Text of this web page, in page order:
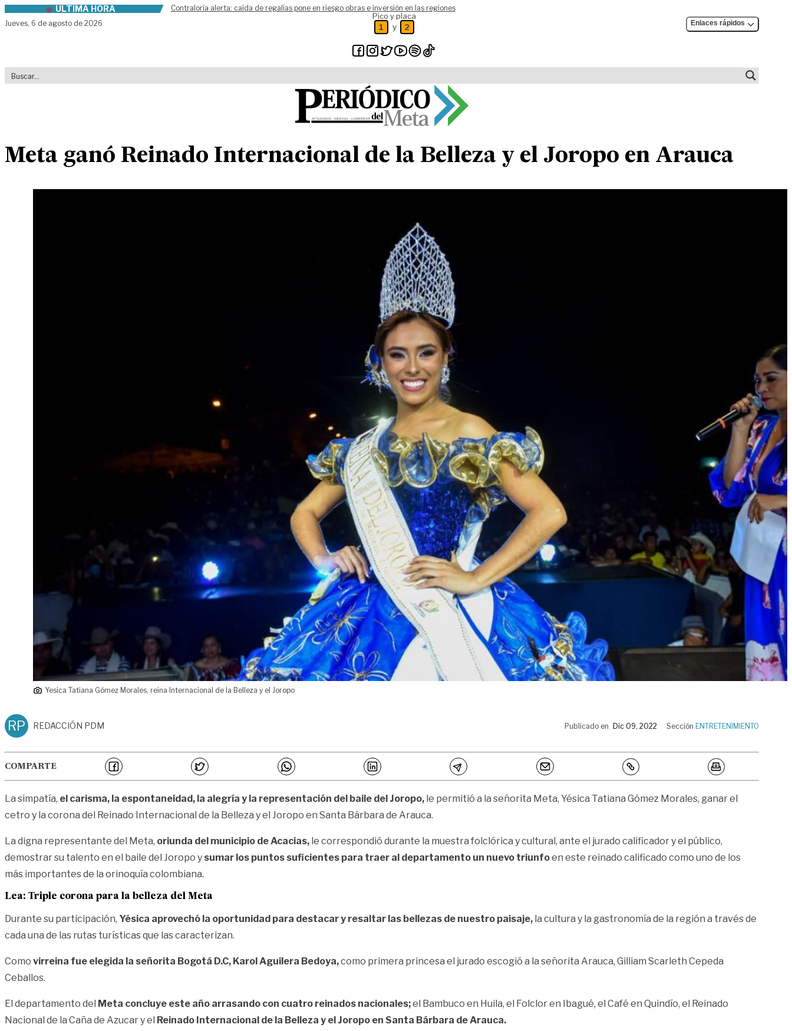
Skip to contentÚLTIMA HORA
Contraloría alerta: caída de regalías pone en riesgo obras e inversión en las regiones
Jueves, 6 de agosto de 2026
Pico y placa
1 y 2 Enlaces rápidos
Meta ganó Reinado Internacional de la Belleza y el Joropo en Arauca
Yesica Tatiana Gómez Morales, reina Internacional de la Belleza y el Joropo
RP REDACCIÓN PDM Publicado en Dic 09, 2022 Sección ENTRETENIMIENTO
COMPARTE
La simpatía, el carisma, la espontaneidad, la alegría y la representación del baile del Joropo, le permitió a la señorita Meta, Yésica Tatiana Gómez Morales, ganar el
cetro y la corona del Reinado Internacional de la Belleza y el Joropo en Santa Bárbara de Arauca.
La digna representante del Meta, oriunda del municipio de Acacias, le correspondió durante la muestra folclórica y cultural, ante el jurado calificador y el público,
demostrar su talento en el baile del Joropo y sumar los puntos suficientes para traer al departamento un nuevo triunfoen este reinado calificado como uno de los
más importantes de la orinoquía colombiana.
Lea: Triple corona para la belleza del Meta
Durante su participación, Yésica aprovechó la oportunidad para destacar y resaltar las bellezas de nuestro paisaje, la cultura y la gastronomía de la región a través de
cada una de las rutas turísticas que las caracterizan.
Como virreina fue elegida la señorita Bogotá D.C, Karol Aguilera Bedoya,como primera princesa el jurado escogió a la señorita Arauca, Gilliam Scarleth Cepeda
Ceballos.
El departamento del Meta concluye este año arrasando con cuatro reinados nacionales;el Bambuco en Huila, el Folclor en Ibagué, el Café en Quindío, el Reinado
Nacional de la Caña de Azucar y el Reinado Internacional de la Belleza y el Joropo en Santa Bárbara de Arauca.